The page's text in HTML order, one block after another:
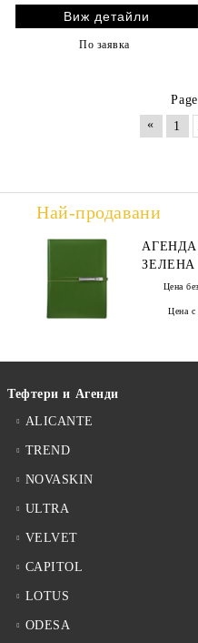
Виж детайли
По заявка
«
1
Най-продавани
ЗЕЛЕНА
Цена
Цена
Тефтери и Агенди
ALICANTE
TREND
NOVASKIN
ULTRA
VELVET
CAPITOL
LOTUS
ODESA